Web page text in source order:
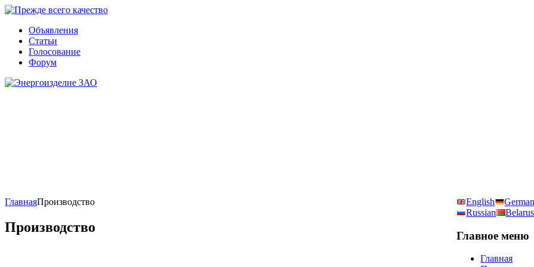
Объявления
Статьи
Голосование
Форум
ГлавнаяПроизводство
Производство
English German
Russian
Главное меню
Главная